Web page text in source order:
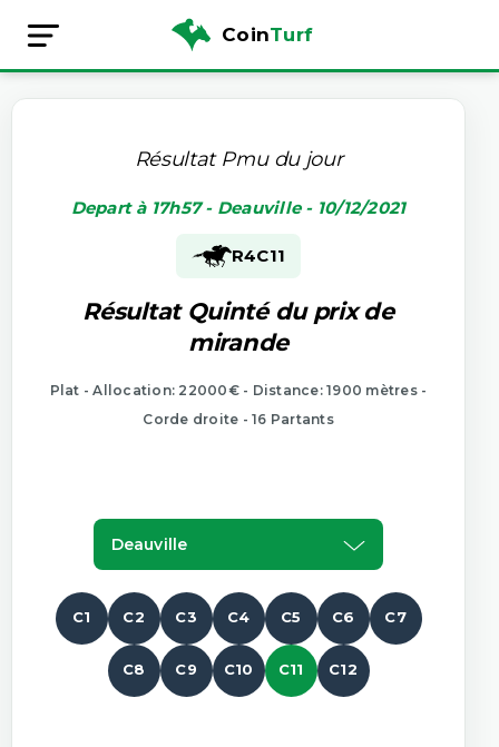
CoinTurf
Résultat Pmu du jour
Depart à 17h57 - Deauville - 10/12/2021
R4C11
Résultat Quinté du prix de
mirande
Plat - Allocation: 22000€ - Distance: 1900 mètres -
Corde droite - 16 Partants
Deauville
C1 C2 C3 C4 C5 C6 C7
C8 C9 C10 C11 C12